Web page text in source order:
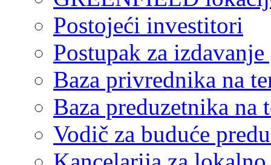
Postojeći investitori
Postupak za
Baza privrednika na
Baza preduzetnika
Vodič za buduće